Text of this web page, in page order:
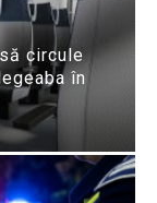
circule
în